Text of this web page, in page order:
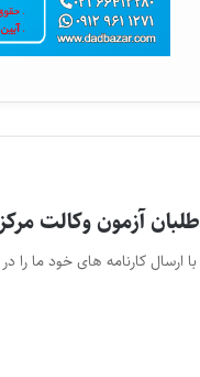
آزمون وکالت مرکز
ارسال کارنامه های خود ما را